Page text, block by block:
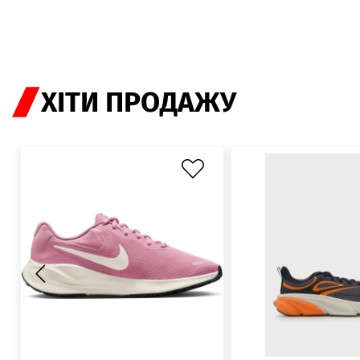
ХІТИ ПРОДАЖУ